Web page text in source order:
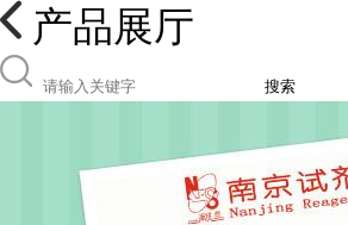
产品展厅
搜索